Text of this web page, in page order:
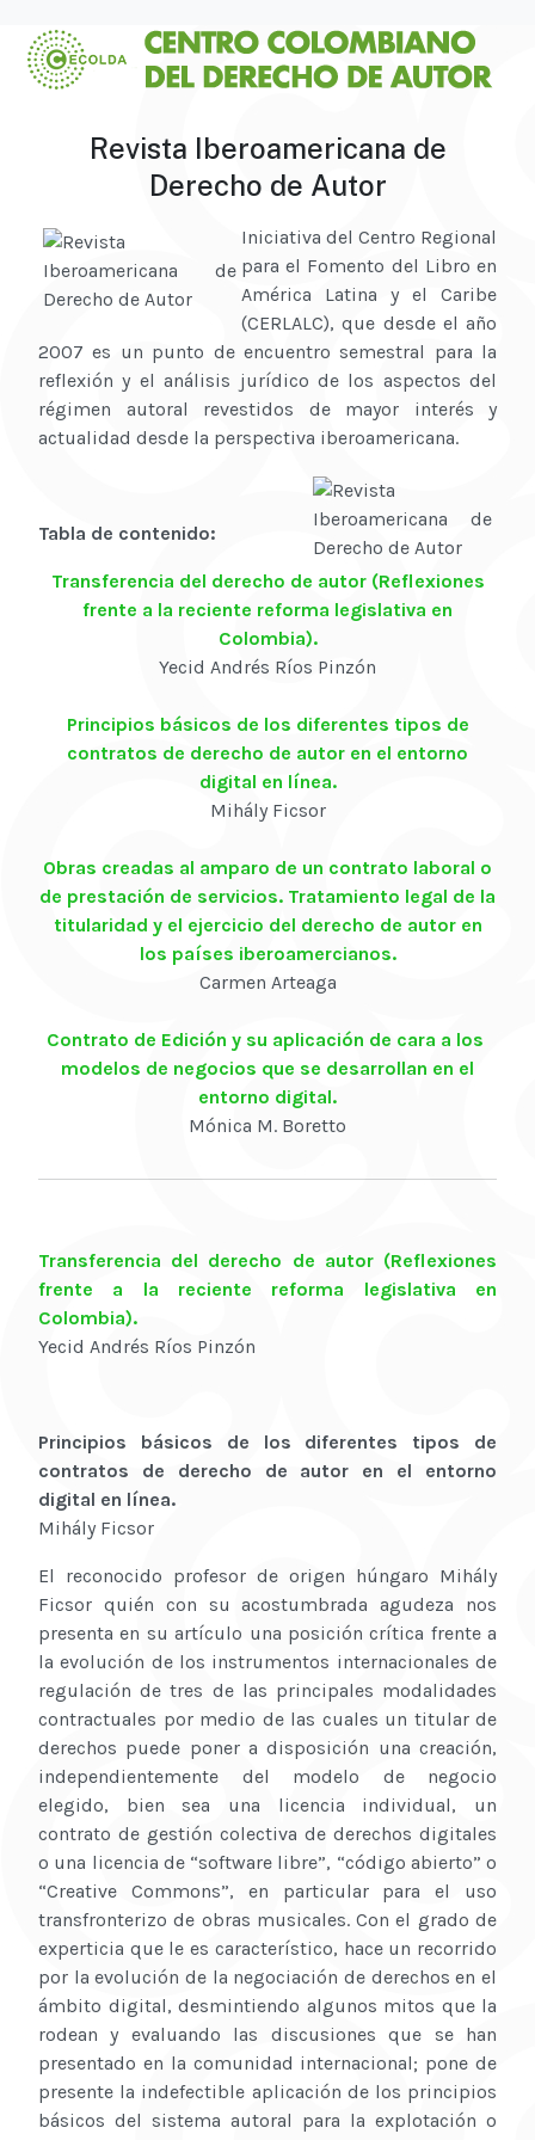
Revista Iberoamericana de
Derecho de Autor
Iniciativa del Centro Regional
para el Fomento del Libro en
América Latina y el Caribe
(CERLALC), que desde el año
2007 es un punto de encuentro semestral para la
reflexión y el análisis jurídico de los aspectos del
régimen autoral revestidos de mayor interés y
actualidad desde la perspectiva iberoamericana.
Tabla de contenido:
Transferencia del derecho de autor (Reflexiones
frente a la reciente reforma legislativa en
Colombia).
Yecid Andrés Ríos Pinzón
Principios básicos de los diferentes tipos de
contratos de derecho de autor en el entorno
digital en línea.
Mihály Ficsor
Obras creadas al amparo de un contrato laboral o
de prestación de servicios. Tratamiento legal de la
titularidad y el ejercicio del derecho de autor en
los países iberoamercianos.
Carmen Arteaga
Contrato de Edición y su aplicación de cara a los
modelos de negocios que se desarrollan en el
entorno digital.
Mónica M. Boretto
Transferencia del derecho de autor (Reflexiones
frente a la reciente reforma legislativa en
Colombia).
Yecid Andrés Ríos Pinzón
Principios básicos de los diferentes tipos de
contratos de derecho de autor en el entorno
digital en línea.
Mihály Ficsor
El reconocido profesor de origen húngaro Mihály
Ficsor quién con su acostumbrada agudeza nos
presenta en su artículo una posición crítica frente a
la evolución de los instrumentos internacionales de
regulación de tres de las principales modalidades
contractuales por medio de las cuales un titular de
derechos puede poner a disposición una creación,
independientemente del modelo de negocio
elegido, bien sea una licencia individual, un
contrato de gestión colectiva de derechos digitales
o una licencia de “software libre”, “código abierto” o
“Creative Commons”, en particular para el uso
transfronterizo de obras musicales. Con el grado de
experticia que le es característico, hace un recorrido
por la evolución de la negociación de derechos en el
ámbito digital, desmintiendo algunos mitos que la
rodean y evaluando las discusiones que se han
presentado en la comunidad internacional; pone de
presente la indefectible aplicación de los principios
básicos del sistema autoral para la explotación o